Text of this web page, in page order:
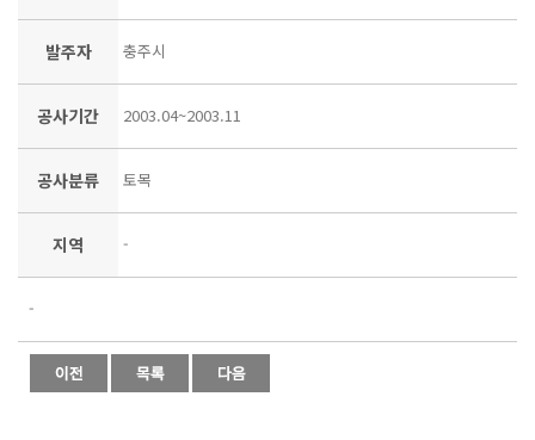
발주자 충주시
공사기간 2003.04~2003.11
공사분류 토목
지역 -
-